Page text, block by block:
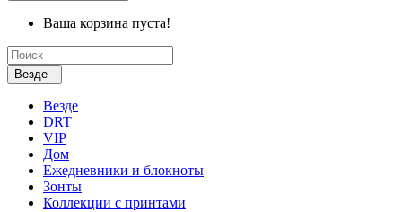
Ваша корзина пуста!
Везде
Везде
DRT
VIP
Дом
Ежедневники и блокноты
Зонты
Коллекции с принтами